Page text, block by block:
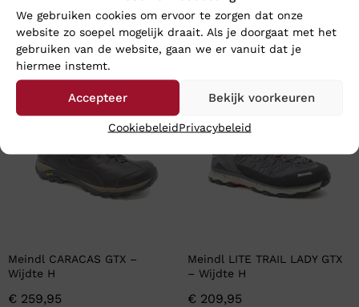
We gebruiken cookies om ervoor te zorgen dat onze
website zo soepel mogelijk draait. Als je doorgaat met het
gebruiken van de website, gaan we er vanuit dat je
hiermee instemt.
Accepteer Bekijk voorkeuren
CookiebeleidPrivacybeleid
En wat vind u van deze?
Nieuw
Meindl CARACAS GTX –
Wijdte H
€ 259,95
Meindl LITE TRAIL LADY GTX
– Wijdte H
€ 209,95